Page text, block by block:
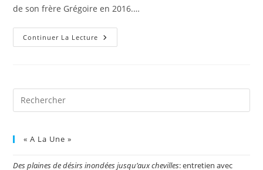
de son frère Grégoire en 2016.…
Continuer La Lecture
« A La Une »
Des plaines de désirs inondées jusqu’aux chevilles: entretien avec